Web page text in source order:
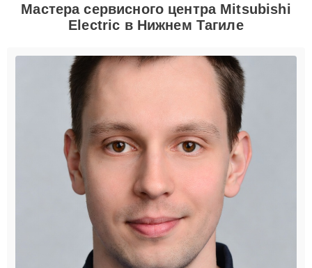
Мастера сервисного центра Mitsubishi
Electric в Нижнем Тагиле